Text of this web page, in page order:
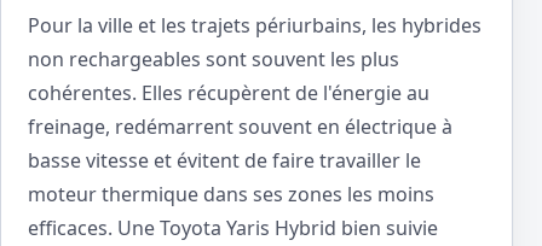
Pour la ville et les trajets périurbains, les hybrides
non rechargeables sont souvent les plus
cohérentes. Elles récupèrent de l'énergie au
freinage, redémarrent souvent en électrique à
basse vitesse et évitent de faire travailler le
moteur thermique dans ses zones les moins
efficaces. Une Toyota Yaris Hybrid bien suivie